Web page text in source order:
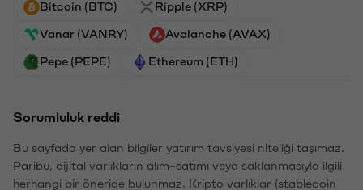
Bitcoin (BTC) Ripple (XRP)
Vanar (VANRY) Avalanche (AVAX)
Pepe (PEPE) Ethereum (ETH)
Sorumluluk reddi
Bu sayfada yer alan bilgiler yatırım tavsiyesi niteliği taşımaz.
Paribu, dijital varlıkların alım-satımı veya saklanmasıyla ilgili
herhangi bir öneride bulunmaz. Kripto varlıklar (stablecoin